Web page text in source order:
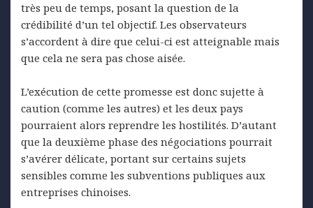
très peu de temps, posant la question de la
crédibilité d’un tel objectif. Les observateurs
s’accordent à dire que celui-ci est atteignable mais
que cela ne sera pas chose aisée.
L’exécution de cette promesse est donc sujette à
caution (comme les autres) et les deux pays
pourraient alors reprendre les hostilités. D’autant
que la deuxième phase des négociations pourrait
s’avérer délicate, portant sur certains sujets
sensibles comme les subventions publiques aux
entreprises chinoises.